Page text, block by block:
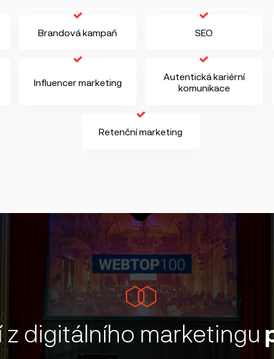
Brandová kampaň SEO
Influencer marketing
Autentická kariérní
komunikace
Retenční marketing
z digitálního marketingu